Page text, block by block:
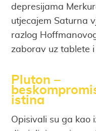
depresijama
utjecajem Saturna
razlog
zaborav uz tablete i
Pluton –
istina
Opisivali su ga kao